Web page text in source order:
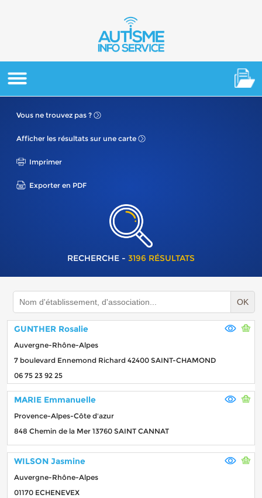
Vous ne trouvez pas ?
Afficher les résultats sur une carte
Imprimer
Exporter en PDF
RECHERCHE - 3196 RÉSULTATS
OK
GUNTHER Rosalie
Auvergne-Rhône-Alpes
7 boulevard Ennemond Richard 42400 SAINT-CHAMOND
06 75 23 92 25
MARIE Emmanuelle
Provence-Alpes-Côte d'azur
848 Chemin de la Mer 13760 SAINT CANNAT
WILSON Jasmine
Auvergne-Rhône-Alpes
01170 ECHENEVEX